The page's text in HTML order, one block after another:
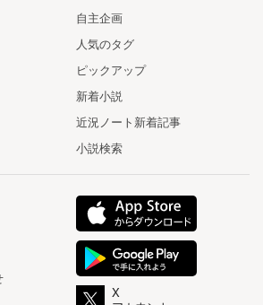
自主企画
人気のタグ
ピックアップ
新着小説
近況ノート新着記事
小説検索
X